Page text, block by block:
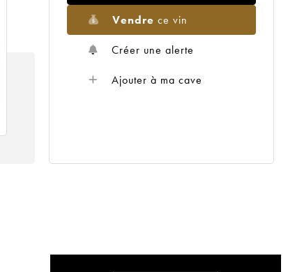
Vendre ce vin
Créer une alerte
Ajouter à ma cave